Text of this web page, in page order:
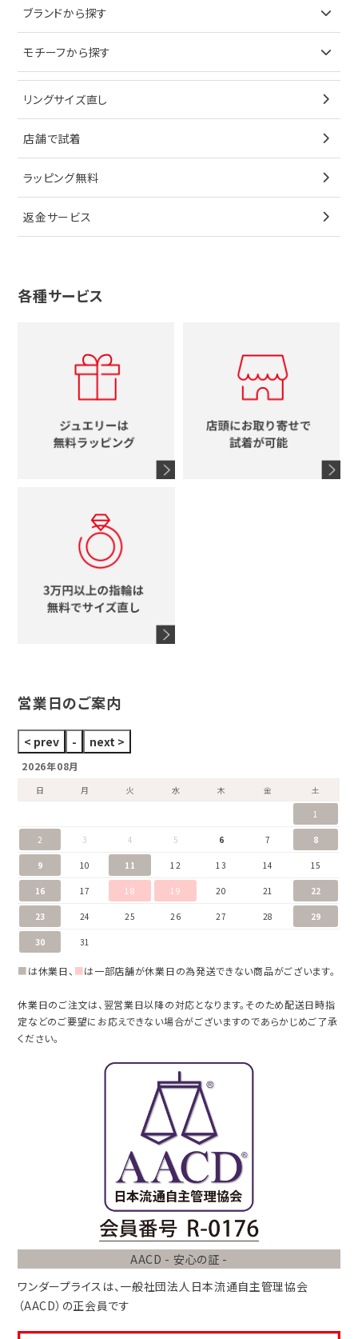
ブレスレット
ペンダントトップ
ブローチ
その他
ノーブランドジュエリーをすべて見る
イヤリング
ブレスレット
ペンダントトップ
ブローチ
その他
ティファニー
ブルガリ
グッチ
スタージュエリー
ウノアエレ
キーケース
サングラス
シューズ
香水
シャネル
コーチ
ブランドアイテムをすべて見る
ブランドで探す
オメガ
シャネル
タグホイヤー
カルティエ
セイコー
メンズ時計
時計をすべて見る
ブランドから探す
ティファニー
ブルガリ
カルティエ
ウノアエレ
4℃
グッチ
ルイヴィトン
エルメス
シャネル
タグホイヤー
モチーフから探す
星
リボン
花
十字架
イニシャル
リングサイズ直し
店舗で試着
ラッピング無料
返金サービス
各種サービス
営業日のご案内
2026年08月
日 月 火 水 木 金
土
1
2 3 4 5 6 7 8
9 10 11 12 13 14 15
16 17 18 19 20 21 22
23 24 25 26 27 28 29
30 31
■は休業日、 ■は一部店舗が休業日の為発送できない商品がございます。
休業日のご注文は、翌営業日以降の対応となります。そのため配送日時指
定などのご要望にお応えできない場合がございますのであらかじめご了承
ください。
AACD - 安心の証 -
ワンダープライスは、一般社団法人 日本流通自主管理協会
（AACD） の正会員です